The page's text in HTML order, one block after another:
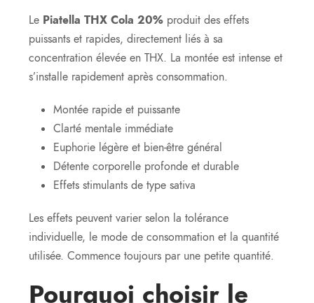
Le Piatella THX Cola 20% produit des effets
puissants et rapides, directement liés à sa
concentration élevée en THX. La montée est intense et
s’installe rapidement après consommation.
Montée rapide et puissante
Clarté mentale immédiate
Euphorie légère et bien-être général
Détente corporelle profonde et durable
Effets stimulants de type sativa
Les effets peuvent varier selon la tolérance
individuelle, le mode de consommation et la quantité
utilisée. Commence toujours par une petite quantité.
Pourquoi choisir le